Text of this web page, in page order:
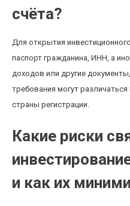
счёта?
Для открытия
паспорт гражданина, ИНН, а
доходов или другие
требования могут
страны регистрации.
Какие риски
и как их